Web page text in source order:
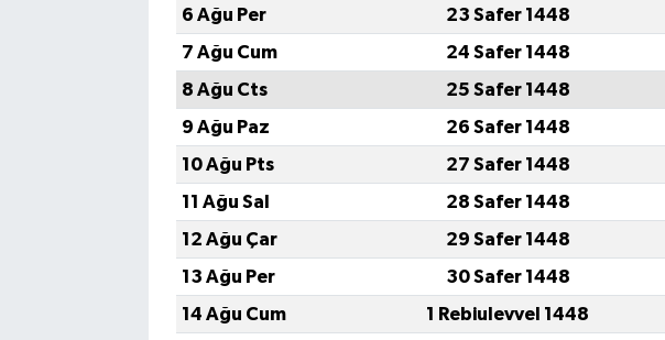
6 Ağu Per
23 Safer 1448
7 Ağu Cum
24 Safer 1448
8 Ağu Cts
25 Safer 1448
9 Ağu Paz
26 Safer 1448
10 Ağu Pts
27 Safer 1448
11 Ağu Sal
28 Safer 1448
12 Ağu Çar
29 Safer 1448
13 Ağu Per
30 Safer 1448
14 Ağu Cum
1 Rebiulevvel 1448